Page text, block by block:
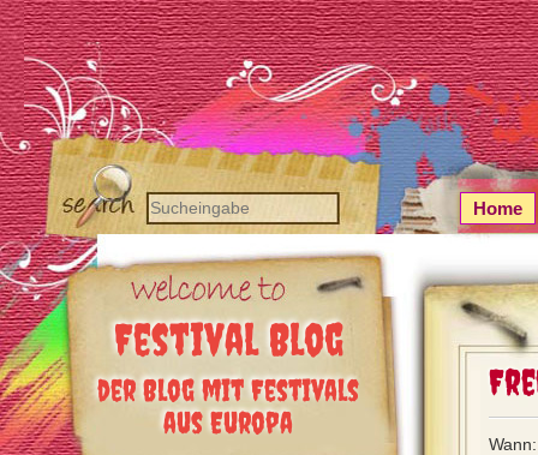
Festival Blog
der Blog mit Festivals
aus Europa
Home